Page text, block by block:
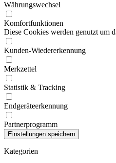
Währungswechsel
Komfortfunktionen
Diese Cookies werden genutzt um
Kunden-Wiedererkennung
Merkzettel
Statistik & Tracking
Endgeräteerkennung
Partnerprogramm
Kategorien